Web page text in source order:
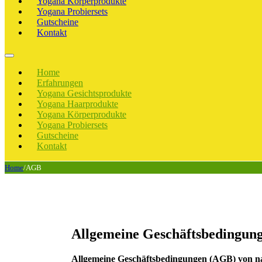
Yogana Probiersets
Gutscheine
Kontakt
Home
Erfahrungen
Yogana Gesichtsprodukte
Yogana Haarprodukte
Yogana Körperprodukte
Yogana Probiersets
Gutscheine
Kontakt
Home/AGB
Allgemeine
Allgemeine Geschäftsbedingungen (AGB) von